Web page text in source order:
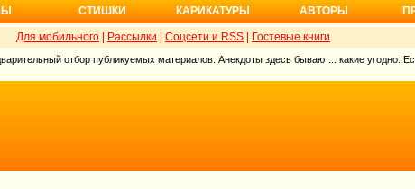
СТИШКИ КАРИКАТУРЫ АВТОРЫ
Для мобильного Рассылки Соцсети и RSS Гостевые книги
отбор публикуемых материалов. Анекдоты здесь бывают... какие угодно.